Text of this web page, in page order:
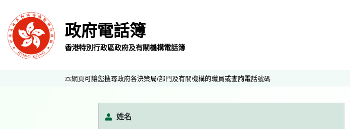
政府電話簿
香港特別行政區政府及有關機構電話簿
本網頁可讓您搜尋政府各決策局/部門及有關機構的職員或查詢電話號碼
姓名